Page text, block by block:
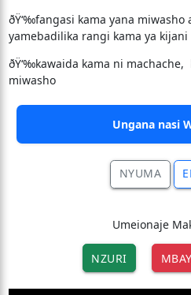
ðŸ‘‰fangasi kama yana miwasho
yamebadilika rangi kama ya kijani
ðŸ‘‰kawaida kama ni
miwasho
Ungana nasi
NYUMA
Umeionaje
NZURI